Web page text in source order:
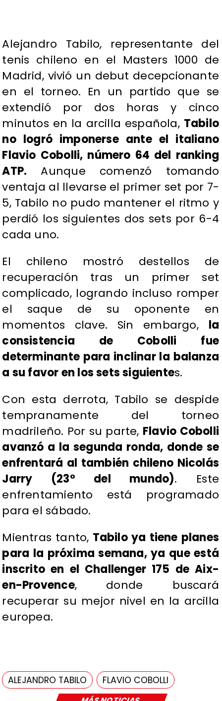
Alejandro Tabilo, representante del
tenis chileno en el Masters 1000 de
Madrid, vivió un debut decepcionante
en el torneo. En un partido que se
extendió por dos horas y cinco
minutos en la arcilla española, Tabilo
no logró imponerse ante el italiano
Flavio Cobolli, número 64 del ranking
ATP. Aunque comenzó tomando
ventaja al llevarse el primer set por 7-
5, Tabilo no pudo mantener el ritmo y
perdió los siguientes dos sets por 6-4
cada uno.
El chileno mostró destellos de
recuperación tras un primer set
complicado, logrando incluso romper
el saque de su oponente en
momentos clave. Sin embargo, la
consistencia de Cobolli fue
determinante para inclinar la balanza
a su favor en los sets siguientes.
Con esta derrota, Tabilo se despide
tempranamente del torneo
madrileño. Por su parte, Flavio Cobolli
avanzó a la segunda ronda, donde se
enfrentará al también chileno Nicolás
Jarry (23° del mundo). Este
enfrentamiento está programado
para el sábado.
Mientras tanto, Tabilo ya tiene planes
para la próxima semana, ya que está
inscrito en el Challenger 175 de Aix-
en-Provence, donde buscará
recuperar su mejor nivel en la arcilla
europea.
ALEJANDRO TABILO FLAVIO COBOLLI